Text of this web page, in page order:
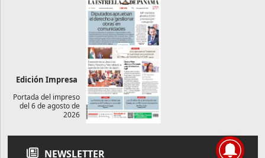
Edición Impresa
Portada del impreso
del 6 de agosto de
2026
NEWSLETTER